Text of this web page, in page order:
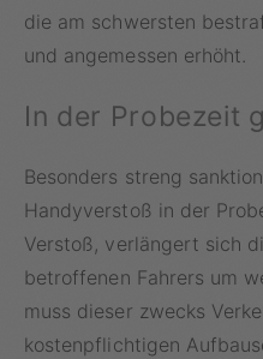
die am schwersten
und angemessen erhöht.
In der Probezeit
Besonders streng
Handyverstoß in der
Verstoß, verlängert sich
betroffenen Fahrers um
muss dieser zwecks
kostenpflichtigen